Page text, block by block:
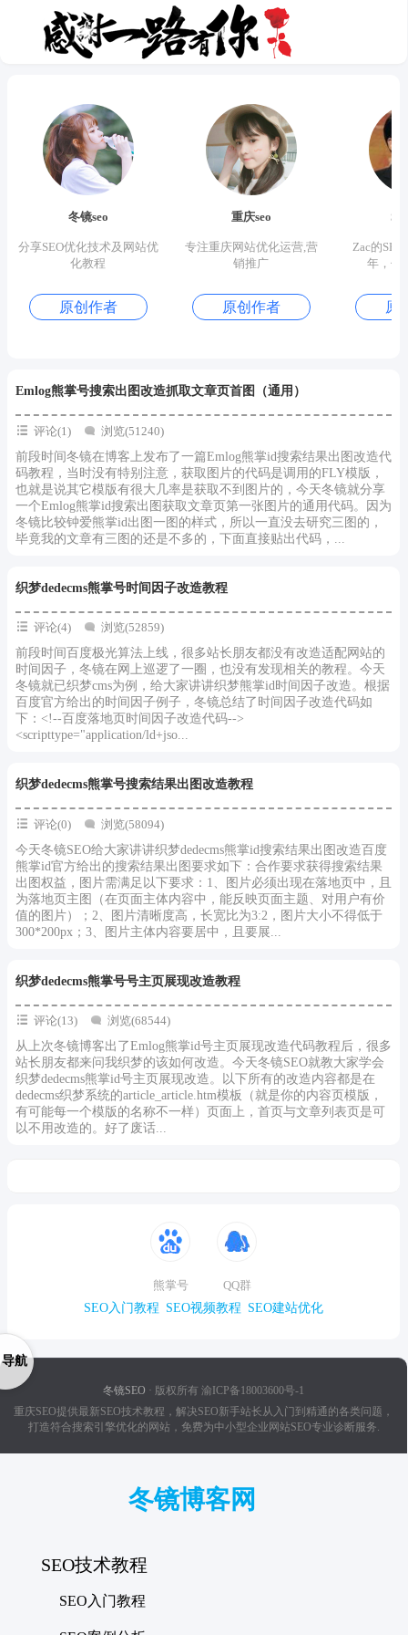
冬镜seo
分享SEO优化技术及网站优
化教程
原创作者
重庆seo
专注重庆网站优化运营,营
销推广
原创作者
Zac的
年，优
原
Emlog熊掌号搜索出图改造抓取文章页首图（通用）
评论(1)
浏览(51240)
前段时间冬镜在博客上发布了一篇Emlog熊掌id搜索结果出图改造代
码教程，当时没有特别注意，获取图片的代码是调用的FLY模版，
也就是说其它模版有很大几率是获取不到图片的，今天冬镜就分享
一个Emlog熊掌id搜索出图获取文章页第一张图片的通用代码。因为
冬镜比较钟爱熊掌id出图一图的样式，所以一直没去研究三图的，
毕竟我的文章有三图的还是不多的，下面直接贴出代码，...
织梦dedecms熊掌号时间因子改造教程
评论(4)
浏览(52859)
前段时间百度极光算法上线，很多站长朋友都没有改造适配网站的
时间因子，冬镜在网上巡逻了一圈，也没有发现相关的教程。今天
冬镜就已织梦cms为例，给大家讲讲织梦熊掌id时间因子改造。根据
百度官方给出的时间因子例子，冬镜总结了时间因子改造代码如
下：<!--百度落地页时间因子改造代码-->
<scripttype="application/ld+jso...
织梦dedecms熊掌号搜索结果出图改造教程
评论(0)
浏览(58094)
今天冬镜SEO给大家讲讲织梦dedecms熊掌id搜索结果出图改造百度
熊掌id官方给出的搜索结果出图要求如下：合作要求获得搜索结果
出图权益，图片需满足以下要求：1、图片必须出现在落地页中，且
为落地页主图（在页面主体内容中，能反映页面主题、对用户有价
值的图片）；2、图片清晰度高，长宽比为3:2，图片大小不得低于
300*200px；3、图片主体内容要居中，且要展...
织梦dedecms熊掌号号主页展现改造教程
评论(13)
浏览(68544)
从上次冬镜博客出了Emlog熊掌id号主页展现改造代码教程后，很多
站长朋友都来问我织梦的该如何改造。今天冬镜SEO就教大家学会
织梦dedecms熊掌id号主页展现改造。以下所有的改造内容都是在
dedecms织梦系统的article_article.htm模板（就是你的内容页模版，
有可能每一个模版的名称不一样）页面上，首页与文章列表页是可
以不用改造的。好了废话...
熊掌号
QQ群
SEO入门教程 SEO视频教程 SEO建站优化
冬镜SEO · 版权所有 渝ICP备18003600号-1
重庆SEO提供最新SEO技术教程，解决SEO新手站长从入门到精通的各类问题，
打造符合搜索引擎优化的网站，免费为中小型企业网站SEO专业诊断服务.
航
冬镜博客网
SEO技术教程
SEO入门教程